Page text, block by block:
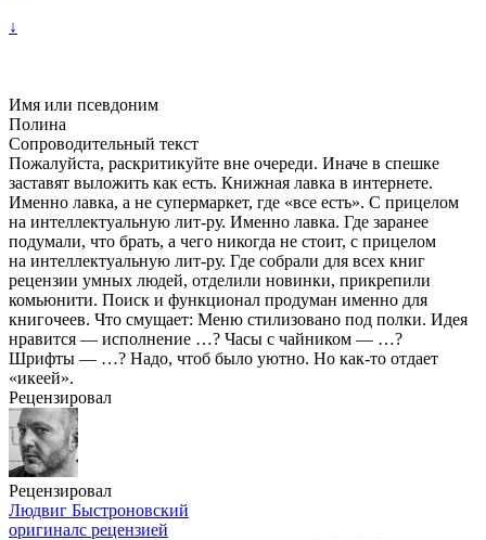
↓
Имя или псевдоним
Полина
Сопроводительный текст
Пожалуйста, раскритикуйте вне очереди. Иначе в спешке
заставят выложить как есть. Книжная лавка в интернете.
Именно лавка, а не супермаркет, где «все есть». С прицелом
на интеллектуальную лит-ру. Именно лавка. Где заранее
подумали, что брать, а чего никогда не стоит, с прицелом
на интеллектуальную лит-ру. Где собрали для всех книг
рецензии умных людей, отделили новинки, прикрепили
комьюнити. Поиск и функционал продуман именно для
книгочеев. Что смущает: Меню стилизовано под полки. Идея
нравится — исполнение …? Часы с чайником — …?
Шрифты — …? Надо, чтоб было уютно. Но как-то отдает
«икеей».
Рецензировал
Рецензировал
Людвиг Быстроновский
оригиналс рецензией